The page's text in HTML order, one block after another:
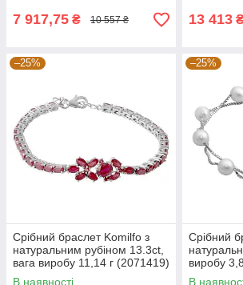
7 917,75 ₴ 10 557 ₴ 13 413
–25%
Срібний браслет Komilfo з
натуральним рубіном 13.3ct,
вага виробу 11,14 г (2071419)
1720 розмір
В наявності
–25%
Срібний
виробу
розмір
В